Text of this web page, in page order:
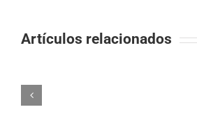
Artículos relacionados